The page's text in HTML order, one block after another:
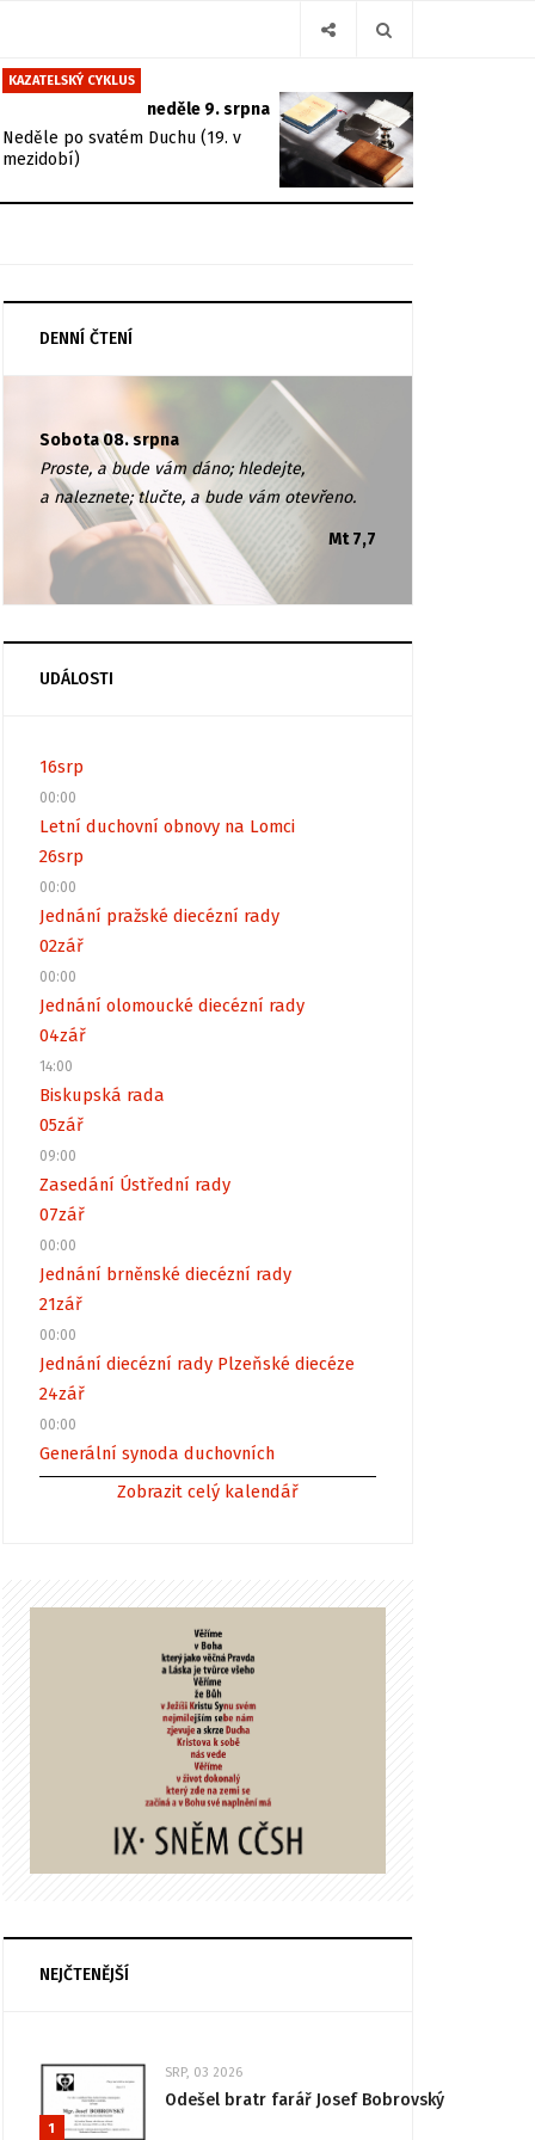
KAZATELSKÝ CYKLUS
neděle 9. srpna
Neděle po svatém Duchu (19. v
mezidobí)
DENNÍ ČTENÍ
Sobota 08. srpna
Proste, a bude vám dáno; hledejte,
a naleznete; tlučte, a bude vám otevřeno.
Mt 7,7
UDÁLOSTI
16srp
00:00
Letní duchovní obnovy na Lomci
26srp
00:00
Jednání pražské diecézní rady
02zář
00:00
Jednání olomoucké diecézní rady
04zář
14:00
Biskupská rada
05zář
09:00
Zasedání Ústřední rady
07zář
00:00
Jednání brněnské diecézní rady
21zář
00:00
Jednání diecézní rady Plzeňské diecéze
24zář
00:00
Generální synoda duchovních
Zobrazit celý kalendář
NEJČTENĚJŠÍ
1
SRP, 03 2026
Odešel bratr farář Josef Bobrovský